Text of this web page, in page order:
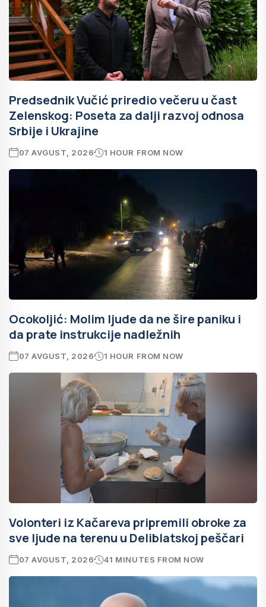
Predsednik Vučić priredio večeru u čast
Zelenskog: Poseta za dalji razvoj odnosa
Srbije i Ukrajine
07 AVGUST, 2026 1 HOUR FROM NOW
Ocokoljić: Molim ljude da ne šire paniku i
da prate instrukcije nadležnih
07 AVGUST, 2026 1 HOUR FROM NOW
Volonteri iz Kačareva pripremili obroke za
sve ljude na terenu u Deliblatskoj peščari
07 AVGUST, 2026 41 MINUTES FROM NOW